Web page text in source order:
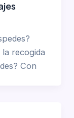
recogida
Con